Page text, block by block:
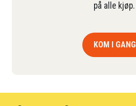
på alle kjøp.
KOM I GANG